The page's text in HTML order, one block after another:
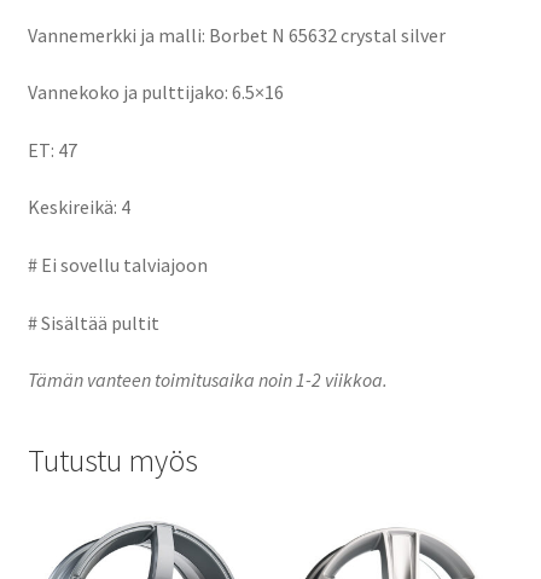
Vannemerkki ja malli: Borbet N 65632 crystal silver
Vannekoko ja pulttijako: 6.5×16
ET: 47
Keskireikä: 4
# Ei sovellu talviajoon
# Sisältää pultit
Tämän vanteen toimitusaika noin 1-2 viikkoa.
Tutustu myös